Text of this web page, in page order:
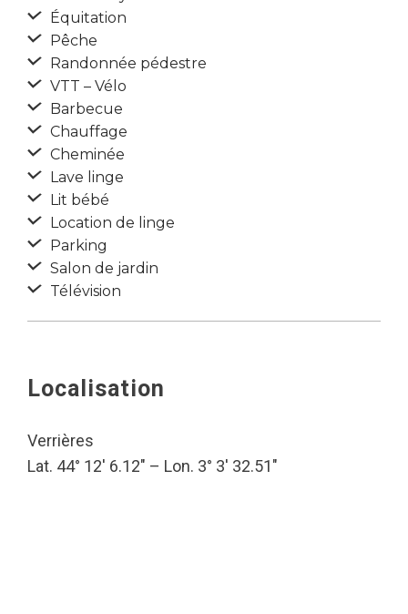
Équitation
Pêche
Randonnée pédestre
VTT – Vélo
Barbecue
Chauffage
Cheminée
Lave linge
Lit bébé
Location de linge
Parking
Salon de jardin
Télévision
Localisation
Verrières
Lat. 44° 12′ 6.12″ – Lon. 3° 3′ 32.51″